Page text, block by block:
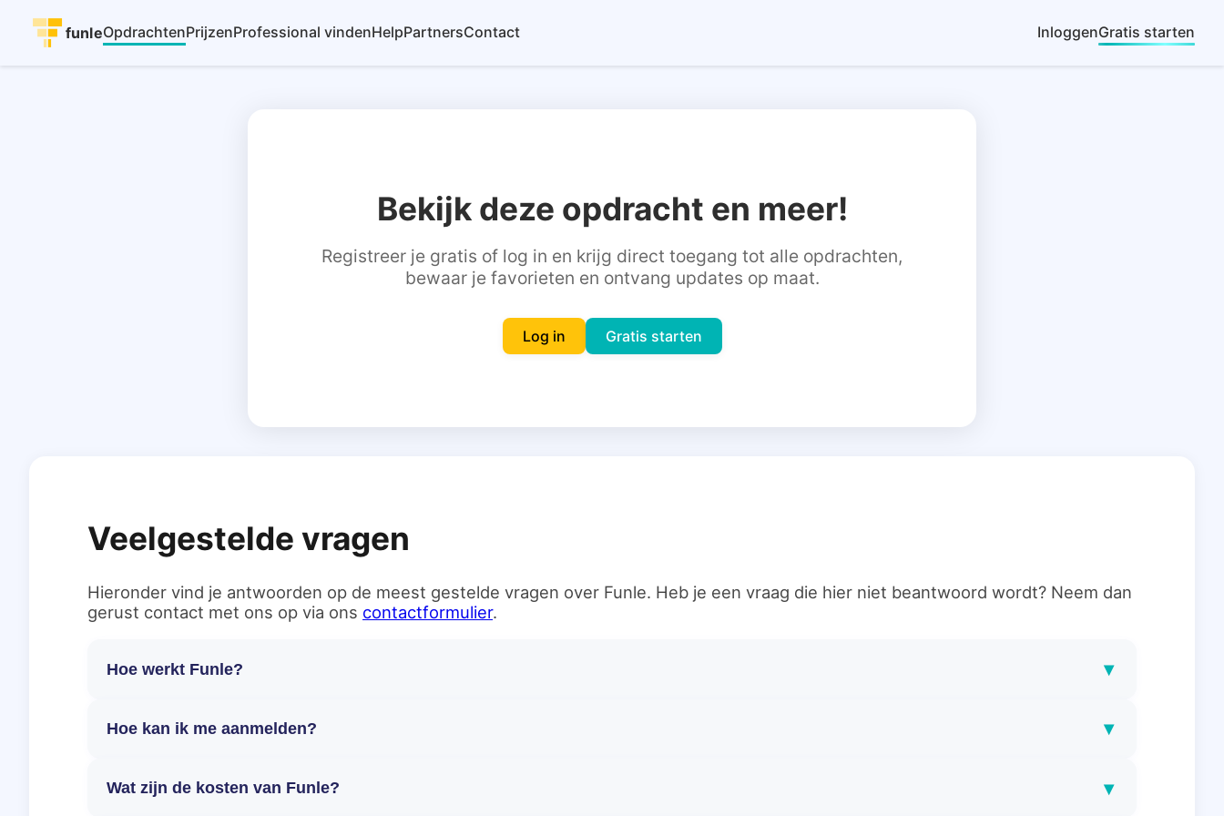
funleOpdrachtenPrijzenProfessional vindenHelpPartnersContact InloggenGratis starten
Bekijk deze opdracht en meer!
Registreer je gratis of log in en krijg direct toegang tot alle opdrachten,
bewaar je favorieten en ontvang updates op maat.
Log in Gratis starten
Veelgestelde vragen
Hieronder vind je antwoorden op de meest gestelde vragen over Funle. Heb je een vraag die hier niet beantwoord wordt? Neem dan
gerust contact met ons op via ons contactformulier.
Hoe werkt Funle? ▾
Hoe kan ik me aanmelden? ▾
Wat zijn de kosten van Funle? ▾